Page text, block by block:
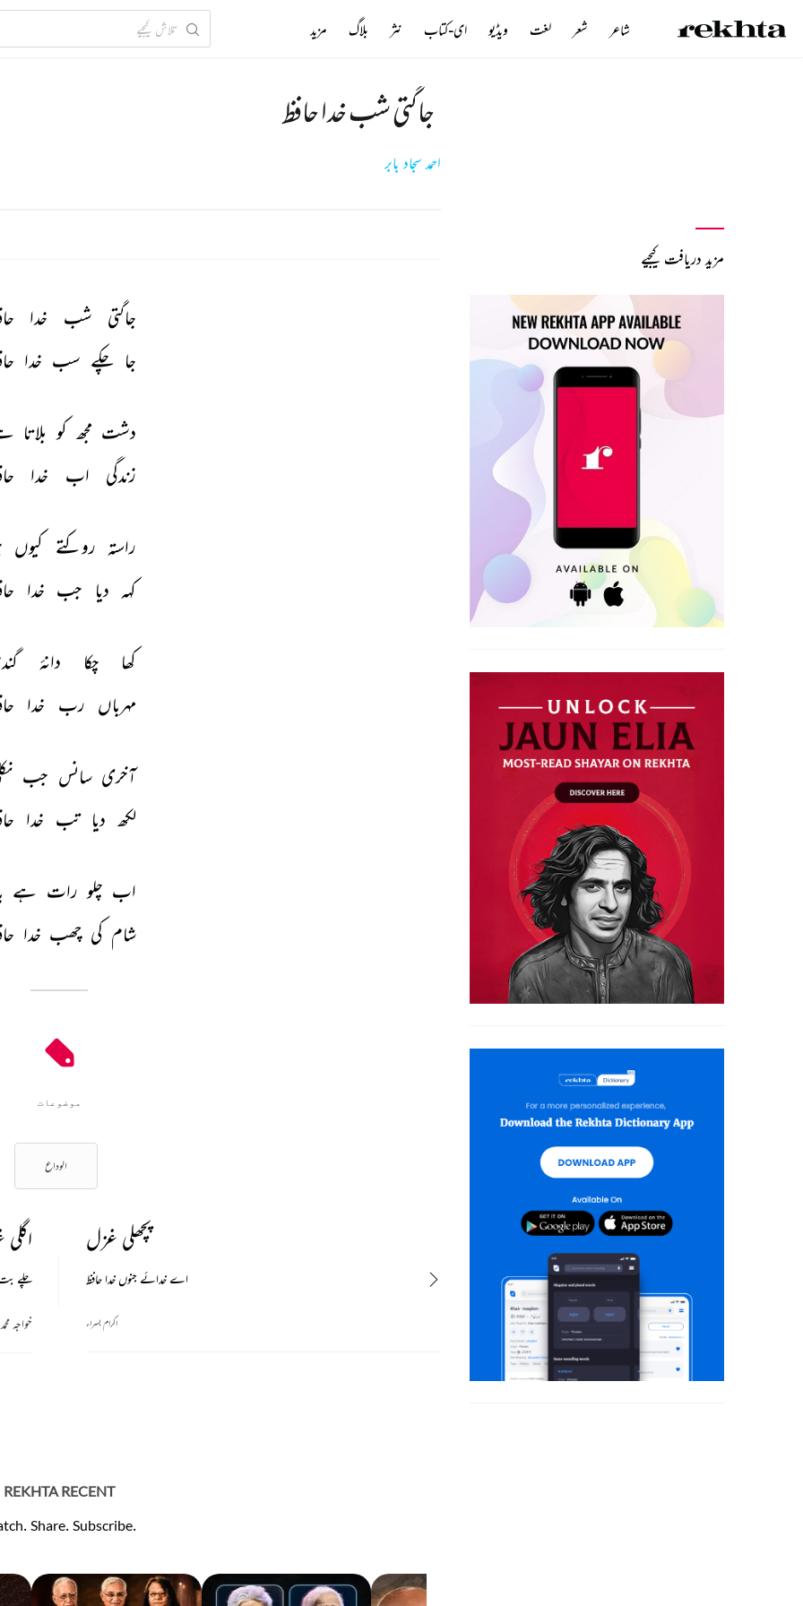
جاگتی شب خدا حافظ
احمد سجاد بابر
جاگتی شب خدا
جا چکے سب خدا
دشت مجھ کو بلاتا
زندگی
اب خدا
راستہ روکتے کیوں
کہہ دیا جب خدا
کھا چکا دانۂ
مہرباں رب خدا
آخری سانس جب
لکھ دیا تب خدا
اب چلو رات ہے
شام کی چھب خدا
موضوعات
الوداع
چلے بت
خواجہ
پچھلی غزل
اے خدائے جنوں خدا حافظ
اکرام بسراء
REKHTA RECENT
Share. Subscribe.
مزید دریافت کیجیے
شاعر شعر لغت ویڈیو ای-کتاب نثر بلاگ مزید